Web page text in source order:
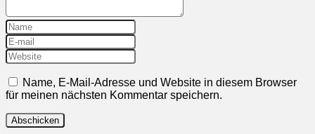
Name, E-Mail-Adresse und Website in diesem Browser
für meinen nächsten Kommentar speichern.